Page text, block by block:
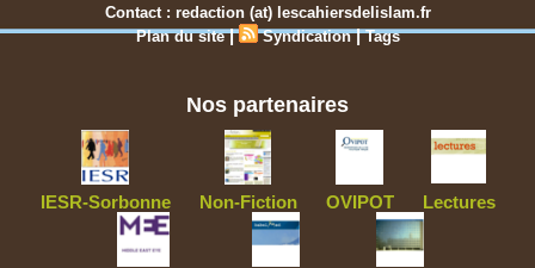
Contact : redaction (at) lescahiersdelislam.fr
Plan du site | Syndication |Tags
Nos partenaires
IESR-Sorbonne Non-Fiction OVIPOT Lectures